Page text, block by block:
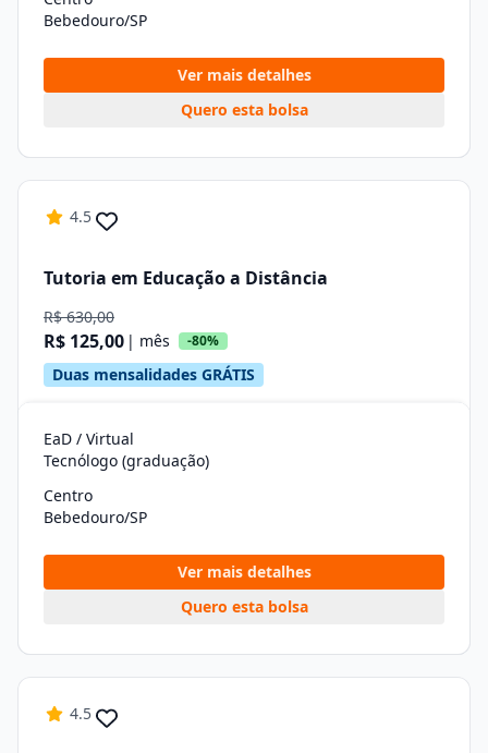
Bebedouro/SP
Ver mais detalhes
Quero esta bolsa
4.5
Tutoria em Educação a Distância
R$ 630,00
R$ 125,00 | mês -80%
Duas mensalidades GRÁTIS
EaD / Virtual
Tecnólogo (graduação)
Centro
Bebedouro/SP
Ver mais detalhes
Quero esta bolsa
4.5